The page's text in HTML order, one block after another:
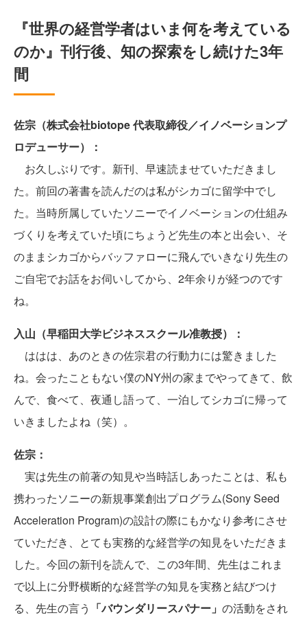
『世界の経営学者はいま何を考えている
のか』刊行後、知の探索をし続けた3年
間
佐宗（株式会社biotope 代表取締役／イノベーションプ
ロデューサー）：
お久しぶりです。新刊、早速読ませていただきまし
た。前回の著書を読んだのは私がシカゴに留学中でし
た。当時所属していたソニーでイノベーションの仕組み
づくりを考えていた頃にちょうど先生の本と出会い、そ
のままシカゴからバッファローに飛んでいきなり先生の
ご自宅でお話をお伺いしてから、2年余りが経つのです
ね。
入山（早稲田大学ビジネススクール准教授）：
ははは、あのときの佐宗君の行動力には驚きました
ね。会ったこともない僕のNY州の家までやってきて、飲
んで、食べて、夜通し語って、一泊してシカゴに帰って
いきましたよね（笑）。
佐宗：
実は先生の前著の知見や当時話しあったことは、私も
携わったソニーの新規事業創出プログラム(Sony Seed
Acceleration Program)の設計の際にもかなり参考にさせ
ていただき、とても実務的な経営学の知見をいただきま
した。今回の新刊を読んで、この3年間、先生はこれま
で以上に分野横断的な経営学の知見を実務と結びつけ
る、先生の言う 「バウンダリースパナー」 の活動をされ